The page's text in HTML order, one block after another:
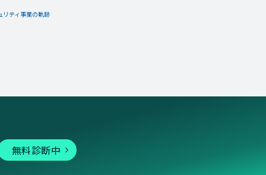
リティ事業の軌跡
無料診断中